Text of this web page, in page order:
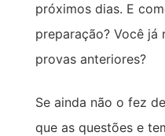
próximos dias. E
preparação? Você já
provas anteriores?
Se ainda não o fez
que as questões e